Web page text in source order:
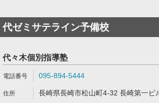
代ゼミサテライン予備校
代々木個別指導塾
095-894-5444
長崎県長崎市松山町4-32 長崎第一ビ